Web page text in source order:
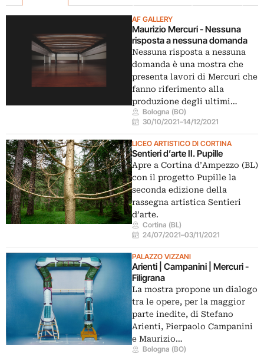
AF GALLERY
Maurizio Mercuri - Nessuna
risposta a nessuna domanda
Nessuna risposta a nessuna
domanda è una mostra che
presenta lavori di Mercuri che
fanno riferimento alla
produzione degli ultimi…
Bologna (BO)
30/10/2021–14/12/2021
LICEO ARTISTICO DI CORTINA
Sentieri d’arte II. Pupille
Apre a Cortina d’Ampezzo (BL)
con il progetto Pupille la
seconda edizione della
rassegna artistica Sentieri
d’arte.
Cortina (BL)
24/07/2021–03/11/2021
PALAZZO VIZZANI
Arienti | Campanini | Mercuri -
Filigrana
La mostra propone un dialogo
tra le opere, per la maggior
parte inedite, di Stefano
Arienti, Pierpaolo Campanini
e Maurizio…
Bologna (BO)